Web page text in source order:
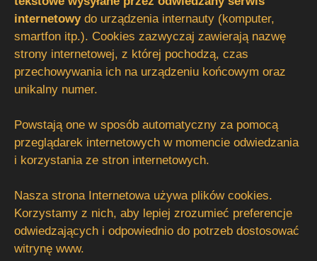
internetowydo urządzenia internauty (komputer,
smartfon itp.). Cookies zazwyczaj zawierają nazwę
strony internetowej, z której pochodzą, czas
przechowywania ich na urządzeniu końcowym oraz
unikalny numer.
Powstają one w sposób automatyczny za pomocą
przeglądarek internetowych w momencie odwiedzania
i korzystania ze stron internetowych.
Nasza strona Internetowa używa plików cookies.
Korzystamy z nich, aby lepiej zrozumieć preferencje
odwiedzających i odpowiednio do potrzeb dostosować
witrynę www.